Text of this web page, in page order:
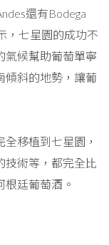
還有Bodega
，七星園的成功不
氣候幫助葡萄單寧
傾斜的地勢，讓葡
移植到七星園，
技術等，都完全比
廷葡萄酒。